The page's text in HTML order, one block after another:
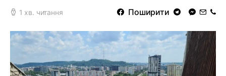
1 хв. читання Поширити